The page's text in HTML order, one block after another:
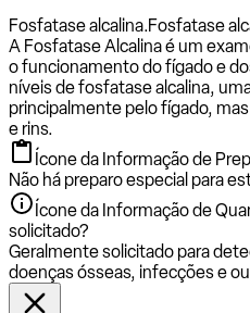
Fosfatase alcalina.Fosfatase
A Fosfatase Alcalina é um
o funcionamento do fígado e
níveis de fosfatase alcalina,
principalmente pelo fígado,
e rins.
Ícone da Informação de
Não há preparo especial para
Ícone da Informação de
solicitado?
Geralmente solicitado para
doenças ósseas, infecções e